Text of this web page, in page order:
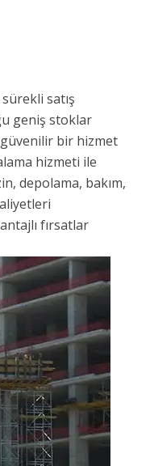
satış
geniş stoklar
güvenilir bir hizmet
hizmeti ile
depolama, bakım,
fırsatlar